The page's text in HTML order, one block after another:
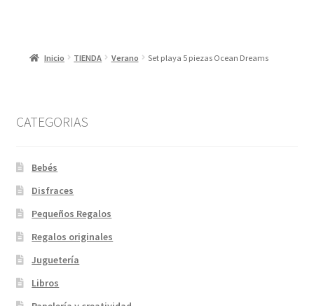
Inicio TIENDA Verano Set playa 5 piezas Ocean Dreams
CATEGORIAS
Bebés
Disfraces
Pequeños Regalos
Regalos originales
Juguetería
Libros